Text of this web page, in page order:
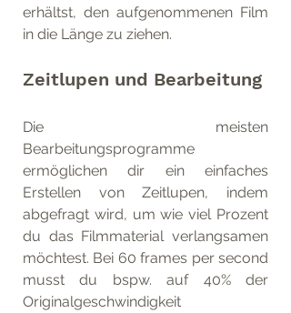
erhältst, den aufgenommenen Film
in die Länge zu ziehen.
Zeitlupen und Bearbeitung
Die meisten
Bearbeitungsprogramme
ermöglichen dir ein einfaches
Erstellen von Zeitlupen, indem
abgefragt wird, um wie viel Prozent
du das Filmmaterial verlangsamen
möchtest. Bei 60 frames per second
musst du bspw. auf 40% der
Originalgeschwindigkeit